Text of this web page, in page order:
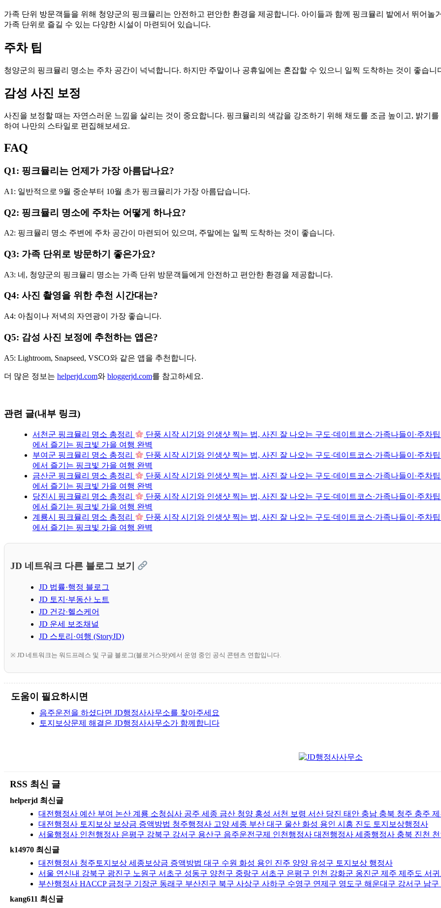
가족 단위 방문객들을 위해 청양군의 핑크뮬리는 안전하고 편안한 환경을 제공합니다. 아이들과 함께 핑크뮬리 밭에서 뛰어
가족 단위로 즐길 수 있는 다양한 시설이 마련되어 있습니다.
주차 팁
청양군의 핑크뮬리 명소는 주차 공간이 넉넉합니다. 하지만 주말이나 공휴일에는 혼잡할 수 있으니 일찍 도착하는 것이 좋습
감성 사진 보정
사진을 보정할 때는 자연스러운 느낌을 살리는 것이 중요합니다. 핑크뮬리의 색감을 강조하기 위해 채도를 조금 높이고, 밝기
하여 나만의 스타일로 편집해보세요.
FAQ
Q1: 핑크뮬리는 언제가 가장 아름답나요?
A1: 일반적으로 9월 중순부터 10월 초가 핑크뮬리가 가장 아름답습니다.
Q2: 핑크뮬리 명소에 주차는 어떻게 하나요?
A2: 핑크뮬리 명소 주변에 주차 공간이 마련되어 있으며, 주말에는 일찍 도착하는 것이 좋습니다.
Q3: 가족 단위로 방문하기 좋은가요?
A3: 네, 청양군의 핑크뮬리 명소는 가족 단위 방문객들에게 안전하고 편안한 환경을 제공합니다.
Q4: 사진 촬영을 위한 추천 시간대는?
A4: 아침이나 저녁의 자연광이 가장 좋습니다.
Q5: 감성 사진 보정에 추천하는 앱은?
A5: Lightroom, Snapseed, VSCO와 같은 앱을 추천합니다.
더 많은 정보는 helperjd.com와 bloggerjd.com를 참고하세요.
관련 글(내부 링크)
서천군 핑크뮬리 명소 총정리
단풍 시작 시기와 인생샷 찍는 법, 사진 잘 나오는 구도·데이트코스·가족나들이·주차
에서 즐기는 핑크빛 가을 여행 완벽
부여군 핑크뮬리 명소 총정리
단풍 시작 시기와 인생샷 찍는 법, 사진 잘 나오는 구도·데이트코스·가족나들이·주차
에서 즐기는 핑크빛 가을 여행 완벽
금산군 핑크뮬리 명소 총정리
단풍 시작 시기와 인생샷 찍는 법, 사진 잘 나오는 구도·데이트코스·가족나들이·주차
에서 즐기는 핑크빛 가을 여행 완벽
당진시 핑크뮬리 명소 총정리
단풍 시작 시기와 인생샷 찍는 법, 사진 잘 나오는 구도·데이트코스·가족나들이·주차
에서 즐기는 핑크빛 가을 여행 완벽
계룡시 핑크뮬리 명소 총정리
단풍 시작 시기와 인생샷 찍는 법, 사진 잘 나오는 구도·데이트코스·가족나들이·주차
에서 즐기는 핑크빛 가을 여행 완벽
JD 네트워크 다른 블로그 보기
JD 법률·행정 블로그
JD 토지·부동산 노트
JD 건강·헬스케어
JD 운세 보조채널
JD 스토리·여행 (StoryJD)
※ JD 네트워크는 워드프레스 및 구글 블로그(블로거스팟)에서 운영 중인 공식 콘텐츠 연합입니다.
도움이 필요하시면
음주운전을 하셨다면 JD행정사사무소를 찾아주세요
토지보상문제 해결은 JD행정사사무소가 함께합니다
RSS 최신 글
helperjd 최신글
대전행정사 예산 부여 논산 계룡 소청심사 공주 세종 금산 청양 홍성 서천 보령 서산 당진 태안 충남 충북 청주 충주
대전행정사 토지보상 보상금 증액방법 청주행정사 고양 세종 부산 대구 울산 화성 용인 시흥 진도 토지보상행정사
서울행정사 인천행정사 은평구 강북구 강서구 용산구 음주운전구제 인천행정사 대전행정사 세종행정사 충북 진천
k14970 최신글
대전행정사 청주토지보상 세종보상금 증액방법 대구 수원 화성 용인 진주 양양 유성구 토지보상 행정사
서울 연신내 강북구 광진구 노원구 서초구 성동구 양천구 중랑구 서초구 은평구 인천 강화군 옹진군 제주 제주도 서
부산행정사 HACCP 금정구 기장군 동래구 부산진구 북구 사상구 사하구 수영구 연제구 영도구 해운대구 강서구 남
kang611 최신글